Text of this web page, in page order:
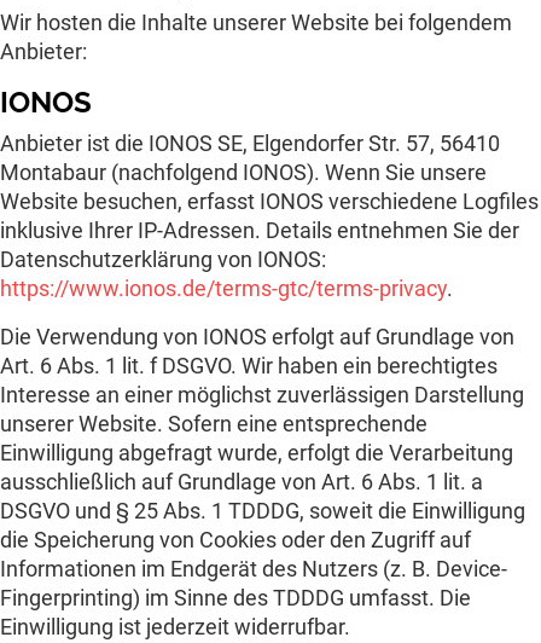
Wir hosten die Inhalte unserer Website bei folgendem
Anbieter:
IONOS
Anbieter ist die IONOS SE, Elgendorfer Str. 57, 56410
Montabaur (nachfolgend IONOS). Wenn Sie unsere
Website besuchen, erfasst IONOS verschiedene Logfiles
inklusive Ihrer IP-Adressen. Details entnehmen Sie der
Datenschutzerklärung von IONOS:
https://www.ionos.de/terms-gtc/terms-privacy.
Die Verwendung von IONOS erfolgt auf Grundlage von
Art. 6 Abs. 1 lit. f DSGVO. Wir haben ein berechtigtes
Interesse an einer möglichst zuverlässigen Darstellung
unserer Website. Sofern eine entsprechende
Einwilligung abgefragt wurde, erfolgt die Verarbeitung
ausschließlich auf Grundlage von Art. 6 Abs. 1 lit. a
DSGVO und § 25 Abs. 1 TDDDG, soweit die Einwilligung
die Speicherung von Cookies oder den Zugriff auf
Informationen im Endgerät des Nutzers (z. B. Device-
Fingerprinting) im Sinne des TDDDG umfasst. Die
Einwilligung ist jederzeit widerrufbar.